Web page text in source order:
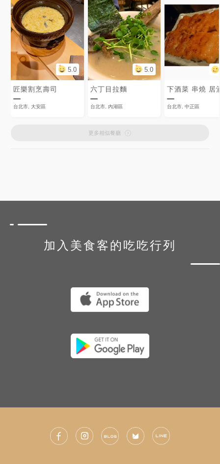
5.0
匠樂割烹壽司
台北市, 大安區
5.0
六丁目拉麵
台北市, 內湖區
下酒菜 串燒 居
台北市, 中正區
更多相似餐廳
加入美食客的吃吃行列